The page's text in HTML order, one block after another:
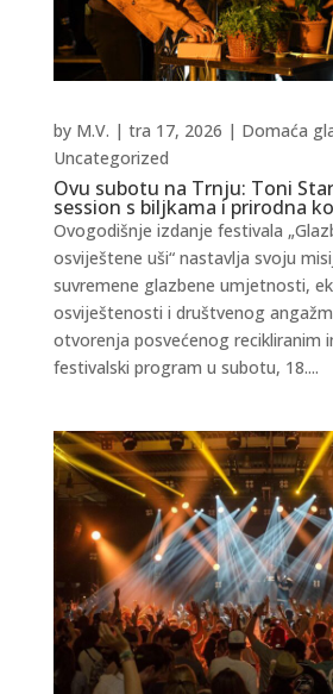
Ovu subotu na Trnju: Toni
session s biljkama i prirodna
by M.V. | tra 17, 2026 | Domaća
Uncategorized
Ovogodišnje izdanje festivala
osviještene uši“ nastavlja svoju
suvremene glazbene umjetnosti,
osviještenosti i društvenog
otvorenja posvećenog recikliranim
festivalski program u subotu, 18....